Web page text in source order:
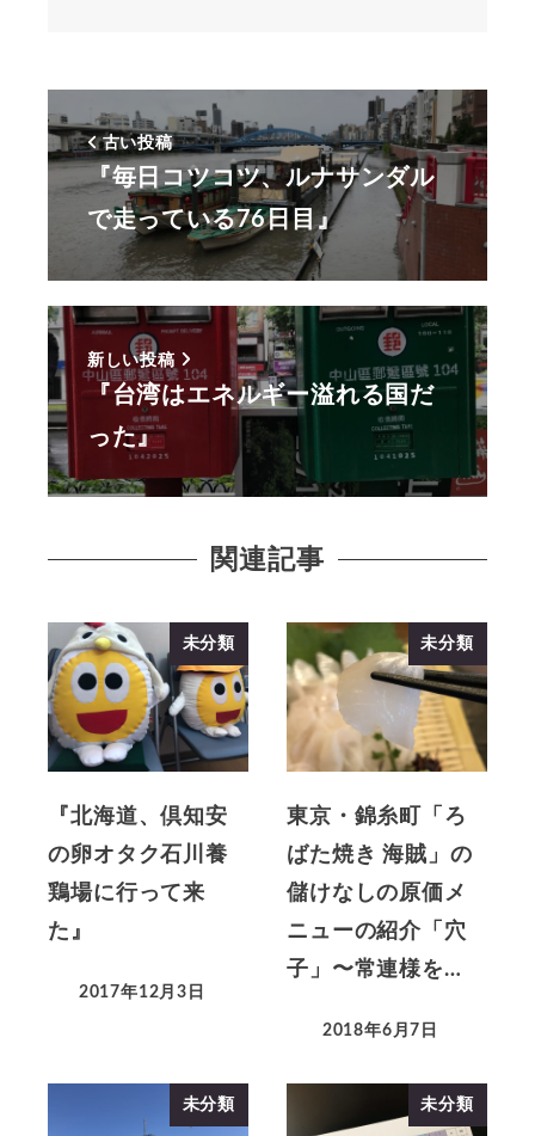
古い投稿
『毎日コツコツ、ルナサンダル
で走っている76日目』
新しい投稿
『台湾はエネルギー溢れる国だ
った』
関連記事
未分類
『北海道、倶知安
の卵オタク石川養
鶏場に行って来
た』
2017年12月3日
未分類
東京・錦糸町「ろ
ばた焼き 海賊」の
儲けなしの原価メ
ニューの紹介「穴
子」〜常連様を…
2018年6月7日
未分類 未分類